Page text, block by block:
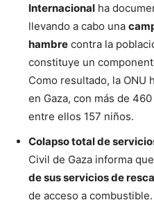
Internacional ha
llevando a cabo una
hambre contra la
constituye un
Como resultado, la ONU
en Gaza, con más de
entre ellos 157 niños.
Colapso total de
Civil de Gaza informa
de sus servicios de
de acceso a